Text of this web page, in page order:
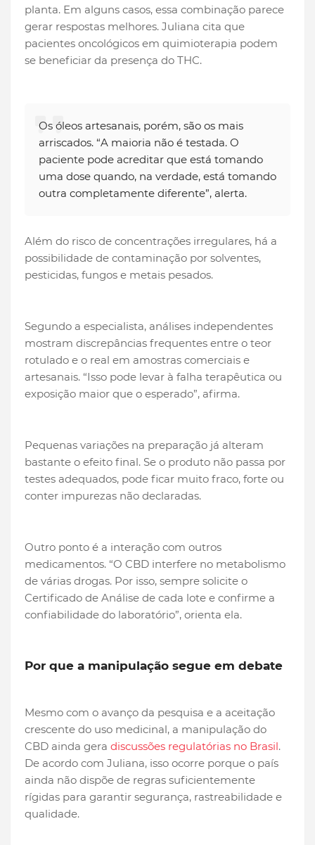
planta. Em alguns casos, essa combinação parece
gerar respostas melhores. Juliana cita que
pacientes oncológicos em quimioterapia podem
se beneficiar da presença do THC.
Os óleos artesanais, porém, são os mais
arriscados. “A maioria não é testada. O
paciente pode acreditar que está tomando
uma dose quando, na verdade, está tomando
outra completamente diferente”, alerta.
Além do risco de concentrações irregulares, há a
possibilidade de contaminação por solventes,
pesticidas, fungos e metais pesados.
Segundo a especialista, análises independentes
mostram discrepâncias frequentes entre o teor
rotulado e o real em amostras comerciais e
artesanais. “Isso pode levar à falha terapêutica ou
exposição maior que o esperado”, afirma.
Pequenas variações na preparação já alteram
bastante o efeito final. Se o produto não passa por
testes adequados, pode ficar muito fraco, forte ou
conter impurezas não declaradas.
Outro ponto é a interação com outros
medicamentos. “O CBD interfere no metabolismo
de várias drogas. Por isso, sempre solicite o
Certificado de Análise de cada lote e confirme a
confiabilidade do laboratório”, orienta ela.
Por que a manipulação segue em debate
Mesmo com o avanço da pesquisa e a aceitação
crescente do uso medicinal, a manipulação do
CBD ainda gera discussões regulatórias no Brasil.
De acordo com Juliana, isso ocorre porque o país
ainda não dispõe de regras suficientemente
rígidas para garantir segurança, rastreabilidade e
qualidade.